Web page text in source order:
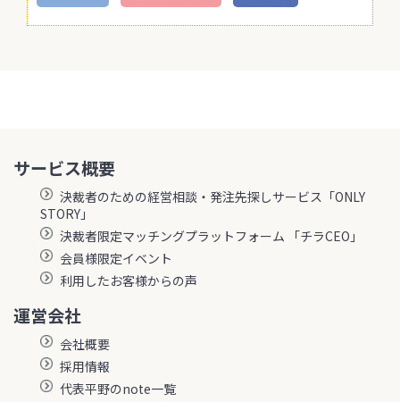
サービス概要
決裁者のための経営相談・発注先探しサービス「ONLY
STORY」
決裁者限定マッチングプラットフォーム 「チラCEO」
会員様限定イベント
利用したお客様からの声
運営会社
会社概要
採用情報
代表平野のnote一覧